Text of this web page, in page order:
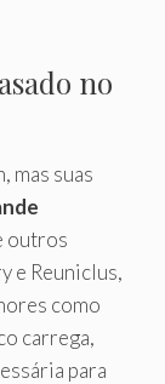
no
mas suas
outros
e Reuniclus,
como
carrega,
para